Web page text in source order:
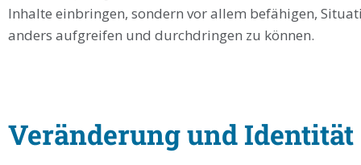
Inhalte einbringen, sondern vor allem befähigen,
anders aufgreifen und durchdringen zu können.
Veränderung und Identität